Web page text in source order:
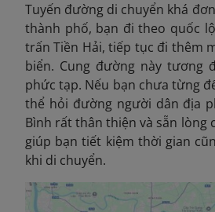
Tuyến đường di chuyển khá
thành phố, bạn đi theo quốc
trấn Tiền Hải, tiếp tục đi thêm
biển. Cung đường này tương
phức tạp. Nếu bạn chưa từng
thể hỏi đường người dân địa
Bình rất thân thiện và sẵn lòng
giúp bạn tiết kiệm thời gian
khi di chuyển.